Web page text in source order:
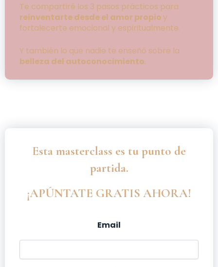
Te compartiré los 3 pasos prácticos para
reinventarte desde el amor propioy
fortalecerte emocional y espiritualmente.
Y también lo que nadie te enseñó sobre la
belleza del autoconocimiento.
Esta masterclass es tu punto de
partida.
¡APÚNTATE GRATIS AHORA!
Email